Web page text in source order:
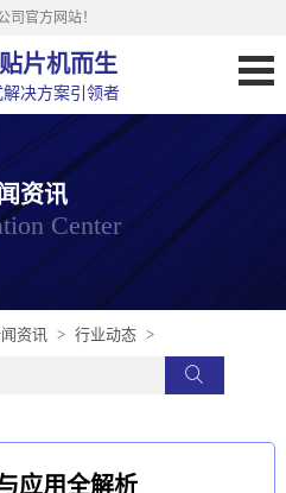
司官方网站！
片机而生
决方案引领者
资讯
Center
资讯 > 行业动态 >
应用全解析